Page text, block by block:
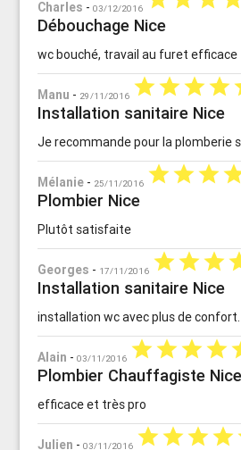
Charles -03/12/2016
Débouchage Nice
wc bouché, travail au furet efficace
Manu - 29/11/2016 starstarstarstar
Installation sanitaire Nice
Je recommande pour la plomberie
Mélanie - 25/11/2016 starstarstar
Plombier Nice
Plutôt satisfaite
Georges - 17/11/2016 starstarstar
Installation sanitaire Nice
installation wc avec plus de
Alain -03/11/2016 starstarstarstar
Plombier Chauffagiste Nice
efficace et très pro
Julien -03/11/2016 starstarstarstar